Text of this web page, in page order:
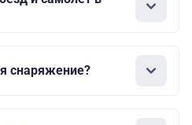
снаряжение?